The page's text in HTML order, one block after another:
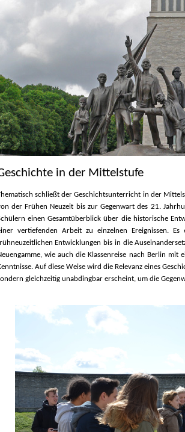
in der Mittelstufe
schließt der Geschichtsunterricht in der
der Frühen Neuzeit bis zur Gegenwart des 21.
einen Gesamtüberblick über die historische
vertiefenden Arbeit zu einzelnen Ereignissen.
Entwicklungen bis in die
wie auch die Klassenreise nach Berlin
Auf diese Weise wird die Relevanz eines
gleichzeitig unabdingbar erscheint, um die